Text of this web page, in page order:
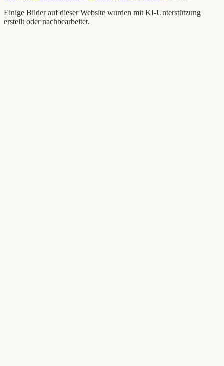
Einige Bilder auf dieser Website wurden mit KI-Unterstützung
erstellt oder nachbearbeitet.